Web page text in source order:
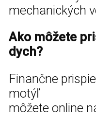
mechanických
Ako môžete
dych?
Finančne
motýľ
môžete online